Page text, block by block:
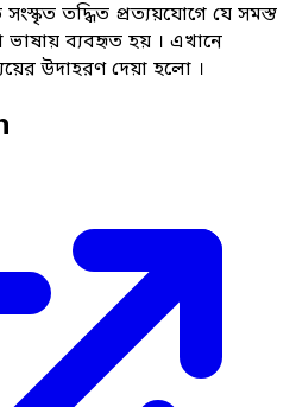
তদ্ধিত প্রত্যয়যোগে যে সমস্ত
ব্যবহৃত হয় । এখানে
উদাহরণ দেয়া হলো ।